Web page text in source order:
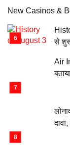
New Casinos &
से शुरू
Air